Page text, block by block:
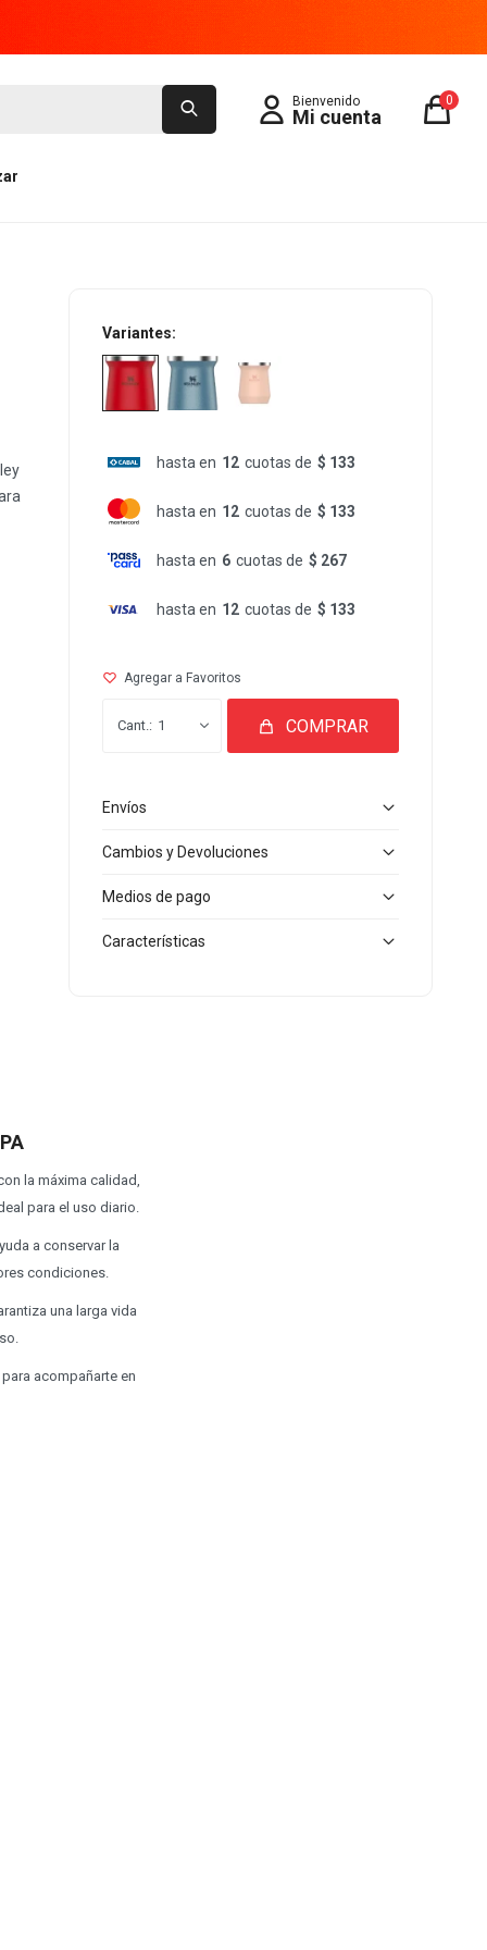
0
Variantes:
hasta en 12 cuotas de $ 133
hasta en 12 cuotas de $ 133
hasta en 6 cuotas de $ 267
hasta en 12 cuotas de $ 133
1 COMPRAR
Envíos
Cambios y Devoluciones
Medios de pago
Características
la máxima calidad,
para el uso diario.
a conservar la
condiciones.
una larga vida
acompañarte en